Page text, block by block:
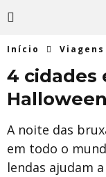
Início Viagens
4 cidades
A noite das
em todo o
lendas ajudam